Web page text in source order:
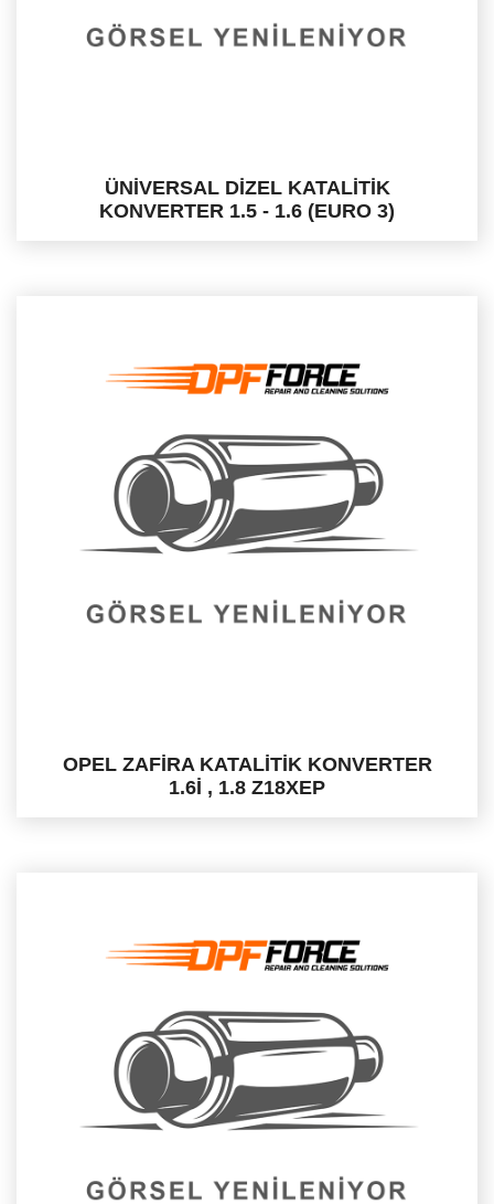
ÜNİVERSAL DİZEL KATALİTİK
KONVERTER 1.5 - 1.6 (EURO 3)
OPEL ZAFİRA KATALİTİK KONVERTER
1.6İ , 1.8 Z18XEP